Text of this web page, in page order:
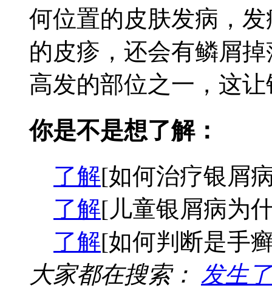
何位置的皮肤发病，
的皮疹，还会有鳞屑
高发的部位之一，这
你是不是想了解：
了解[如何治疗银屑
了解[儿童银屑病为
了解[如何判断是手
大家都在搜索： 发生